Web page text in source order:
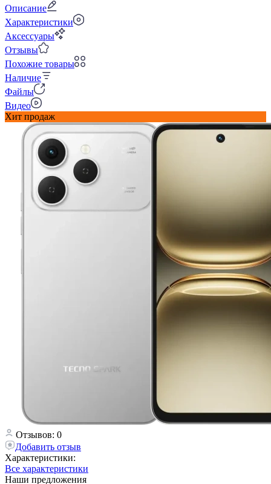
Описание
Характеристики
Аксессуары
Отзывы
Похожие товары
Наличие
Файлы
Видео
Хит продаж
Отзывов: 0
Добавить отзыв
Характеристики:
Все характеристики
Наши предложения